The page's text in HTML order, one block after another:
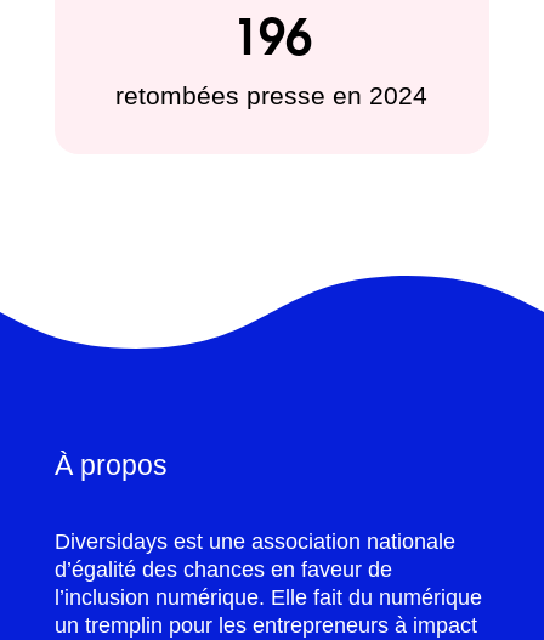
196
retombées presse en 2024
À propos
Diversidays est une association nationale
d’égalité des chances en faveur de
l’inclusion numérique. Elle fait du numérique
un tremplin pour les entrepreneurs à impact